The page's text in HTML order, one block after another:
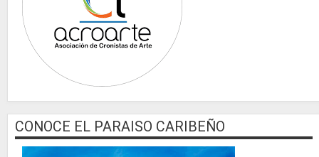
CONOCE EL PARAISO CARIBEÑO